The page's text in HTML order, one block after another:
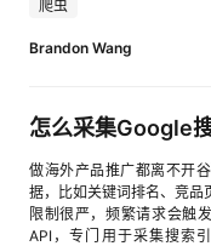
份关联，将不同渠道、不
○ 关联同一用户跨渠道行
行为分析，到 3.0 版本的
数据平台。 未来，ClkLog
助企业更全面地掌握用户
价值。
型和策略，包括代理类型
爬虫
Brandon Wang
怎么采集Google
做海外产品推广都离不开
据，比如关键词排名、竞
限制很严，频繁请求会触发验证码甚至封
API，专门用于采集搜索